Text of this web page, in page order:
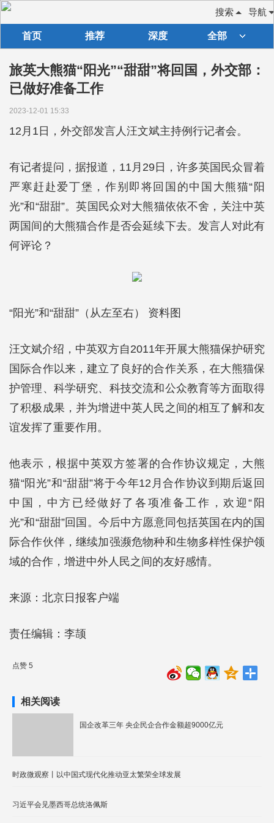
导航
搜索
首页 推荐 深度 全部
旅英大熊猫“阳光”“甜甜”将回国，外交部：
已做好准备工作
2023-12-01 15:33
12月1日，外交部发言人汪文斌主持例行记者会。
有记者提问，据报道，11月29日，许多英国民众冒着
严寒赶赴爱丁堡，作别即将回国的中国大熊猫“阳
光”和“甜甜”。英国民众对大熊猫依依不舍，关注中英
两国间的大熊猫合作是否会延续下去。发言人对此有
何评论？
“阳光”和“甜甜”（从左至右） 资料图
汪文斌介绍，中英双方自2011年开展大熊猫保护研究
国际合作以来，建立了良好的合作关系，在大熊猫保
护管理、科学研究、科技交流和公众教育等方面取得
了积极成果，并为增进中英人民之间的相互了解和友
谊发挥了重要作用。
他表示，根据中英双方签署的合作协议规定，大熊
猫“阳光”和“甜甜”将于今年12月合作协议到期后返回
中国，中方已经做好了各项准备工作，欢迎“阳
光”和“甜甜”回国。今后中方愿意同包括英国在内的国
际合作伙伴，继续加强濒危物种和生物多样性保护领
域的合作，增进中外人民之间的友好感情。
来源：北京日报客户端
责任编辑：李颉
点赞 5
相关阅读
国企改革三年 央企民企合作金额超9000亿元
时政微观察丨以中国式现代化推动亚太繁荣全球发展
习近平会见墨西哥总统洛佩斯